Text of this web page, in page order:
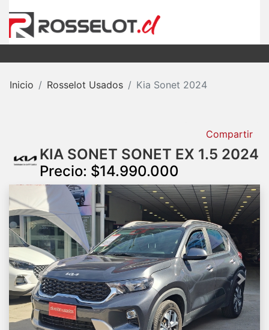
Inicio Rosselot Usados Kia Sonet 2024
Compartir
KIA SONET SONET EX 1.5 2024
Precio: $14.990.000
Previous Next